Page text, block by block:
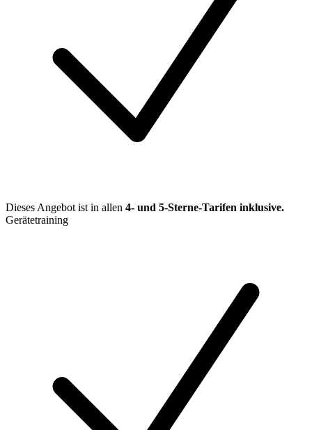
Dieses Angebot ist in allen 4- und 5-Sterne-Tarifen inklusive.
Gerätetraining